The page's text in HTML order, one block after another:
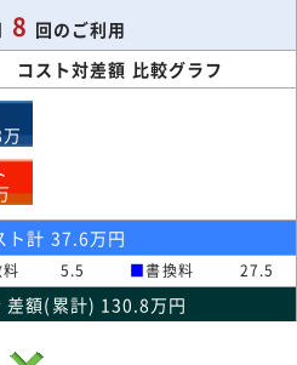
8 回のご利用
コスト対差額 比較グラフ
万
ト計 37.6万円
5.5 ■書換料 27.5
差額(累計) 130.8万円